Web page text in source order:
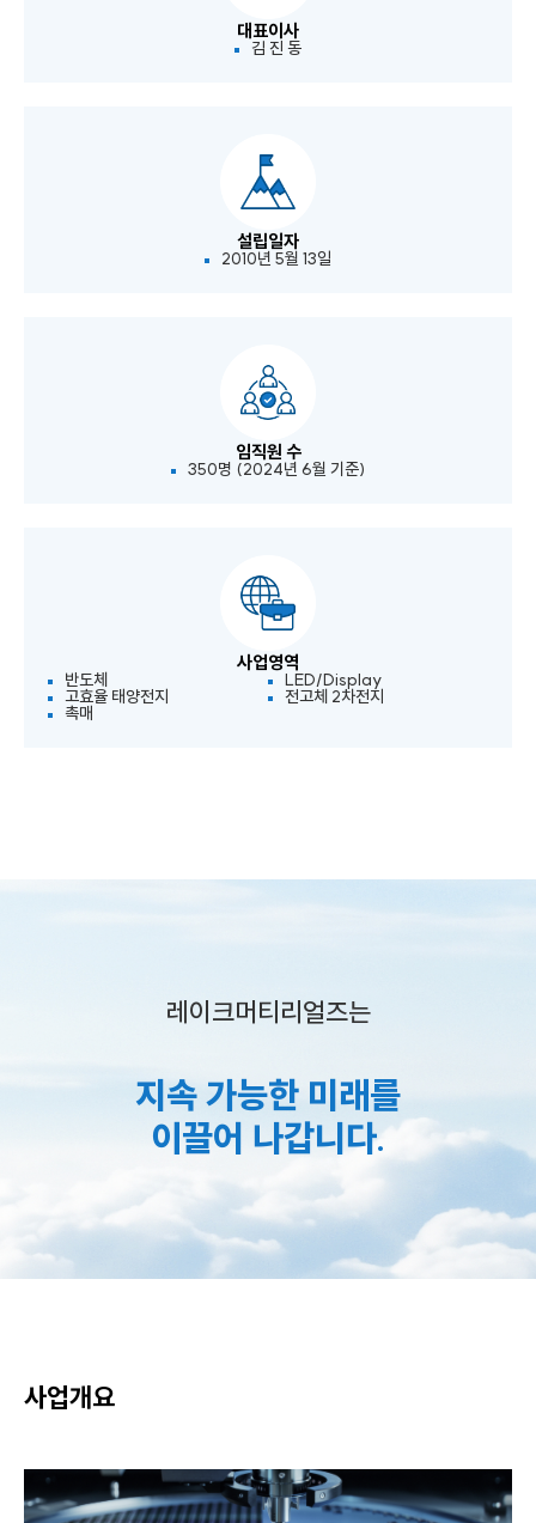
대표이사
김 진 동
설립일자
2010년 5월 13일
임직원 수
350명 (2024년 6월 기준)
사업영역
반도체 LED/Display
고효율 태양전지 전고체 2차전지
촉매
레이크머티리얼즈는
지속 가능한 미래를
이끌어 나갑니다.
사업개요